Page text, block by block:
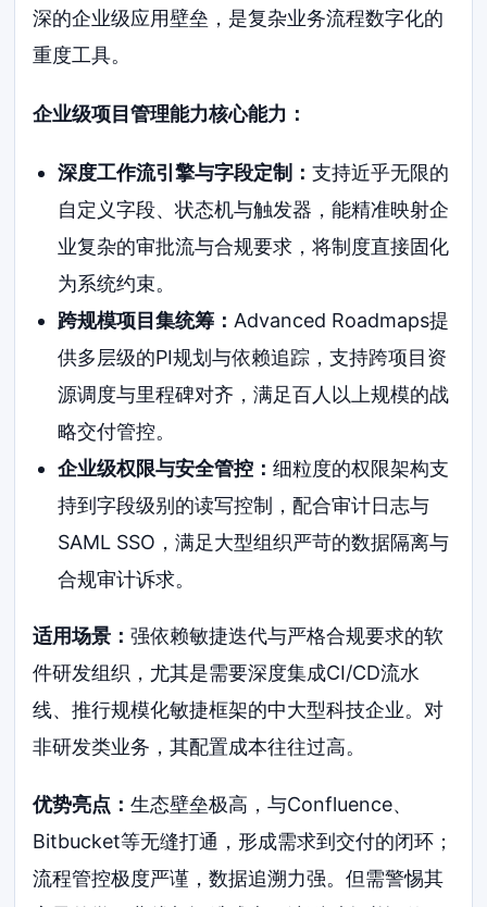
深的企业级应用壁垒，是复杂业务流程数字化的
重度工具。
企业级项目管理能力核心能力：
深度工作流引擎与字段定制： 支持近乎无限的
自定义字段、状态机与触发器，能精准映射企
业复杂的审批流与合规要求，将制度直接固化
为系统约束。
跨规模项目集统筹： Advanced Roadmaps提
供多层级的PI规划与依赖追踪，支持跨项目资
源调度与里程碑对齐，满足百人以上规模的战
略交付管控。
企业级权限与安全管控： 细粒度的权限架构支
持到字段级别的读写控制，配合审计日志与
SAML SSO，满足大型组织严苛的数据隔离与
合规审计诉求。
适用场景：强依赖敏捷迭代与严格合规要求的软
件研发组织，尤其是需要深度集成CI/CD流水
线、推行规模化敏捷框架的中大型科技企业。对
非研发类业务，其配置成本往往过高。
优势亮点：生态壁垒极高，与Confluence、
Bitbucket等无缝打通，形成需求到交付的闭环；
流程管控极度严谨，数据追溯力强。但需警惕其